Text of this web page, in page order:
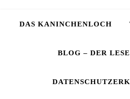
DAS KANINCHENLOCH
BLOG – DER